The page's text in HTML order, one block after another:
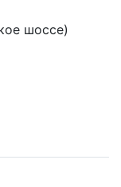
шоссе)